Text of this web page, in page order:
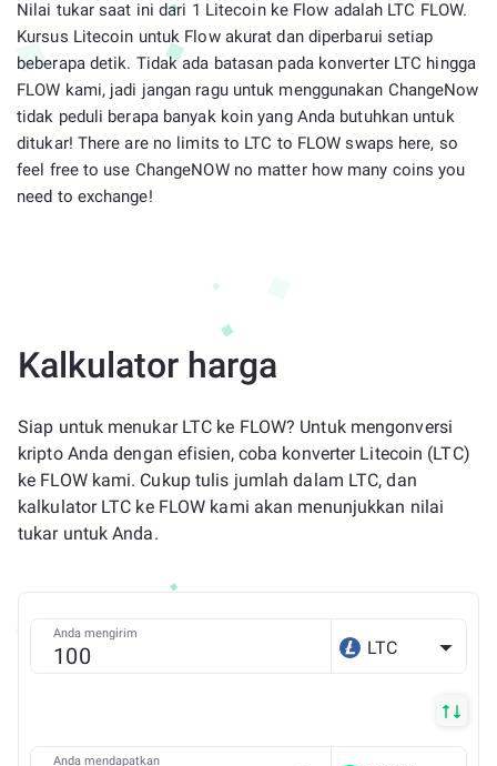
Nilai tukar saat ini dari 1 Litecoin ke Flow adalah LTC FLOW.
Kursus Litecoin untuk Flow akurat dan diperbarui setiap
beberapa detik. Tidak ada batasan pada konverter LTC hingga
FLOW kami, jadi jangan ragu untuk menggunakan ChangeNow
tidak peduli berapa banyak koin yang Anda butuhkan untuk
ditukar! There are no limits to LTC to FLOW swaps here, so
feel free to use ChangeNOW no matter how many coins you
need to exchange!
Kalkulator harga
Siap untuk menukar LTC ke FLOW? Untuk mengonversi
kripto Anda dengan efisien, coba konverter Litecoin (LTC)
ke FLOW kami. Cukup tulis jumlah dalam LTC, dan
kalkulator LTC ke FLOW kami akan menunjukkan nilai
tukar untuk Anda.
Anda mengirim
LTC
Anda mendapatkan